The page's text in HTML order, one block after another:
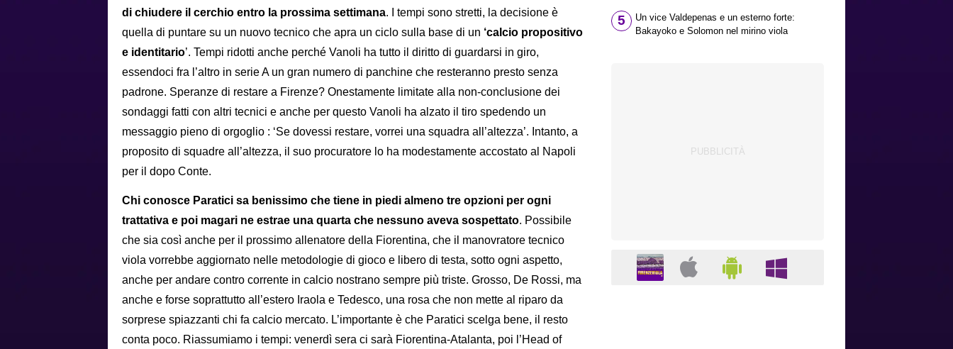
di chiudere il cerchio entro la prossima settimana. I tempi sono stretti, la decisione è
quella di puntare su un nuovo tecnico che apra un ciclo sulla base di un ‘calcio propositivo
e identitario’. Tempi ridotti anche perché Vanoli ha tutto il diritto di guardarsi in giro,
essendoci fra l’altro in serie A un gran numero di panchine che resteranno presto senza
padrone. Speranze di restare a Firenze? Onestamente limitate alla non-conclusione dei
sondaggi fatti con altri tecnici e anche per questo Vanoli ha alzato il tiro spedendo un
messaggio pieno di orgoglio : ‘Se dovessi restare, vorrei una squadra all’altezza’. Intanto, a
proposito di squadre all’altezza, il suo procuratore lo ha modestamente accostato al Napoli
per il dopo Conte.
Chi conosce Paratici sa benissimo che tiene in piedi almeno tre opzioni per ogni
trattativa e poi magari ne estrae una quarta che nessuno aveva sospettato. Possibile
che sia così anche per il prossimo allenatore della Fiorentina, che il manovratore tecnico
viola vorrebbe aggiornato nelle metodologie di gioco e libero di testa, sotto ogni aspetto,
anche per andare contro corrente in calcio nostrano sempre più triste. Grosso, De Rossi, ma
anche e forse soprattutto all’estero Iraola e Tedesco, una rosa che non mette al riparo da
sorprese spiazzanti chi fa calcio mercato. L’importante è che Paratici scelga bene, il resto
conta poco. Riassumiamo i tempi: venerdì sera ci sarà Fiorentina-Atalanta, poi l’Head of
5
Un vice Valdepenas e un esterno forte:
Bakayoko e Solomon nel mirino viola